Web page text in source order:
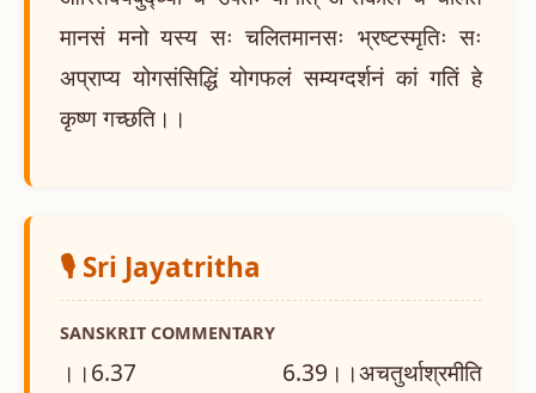
मानसं मनो यस्य सः चलितमानसः भ्रष्टस्मृतिः सः
अप्राप्य योगसंसिद्धिं योगफलं सम्यग्दर्शनं कां गतिं हे
कृष्ण गच्छति।।
🎙️ Sri Jayatritha
SANSKRIT COMMENTARY
।।6.37 6.39।।अचतुर्थाश्रमीति